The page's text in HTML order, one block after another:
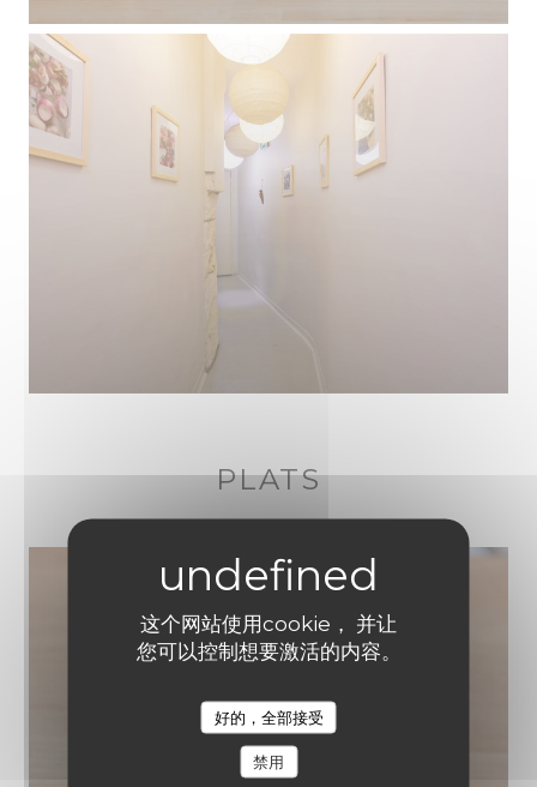
这个网站使用cookie， 并让
您可以控制想要激活的内容。
好的，全部接受
禁用
PLATS
LE COIN RESTAURANT